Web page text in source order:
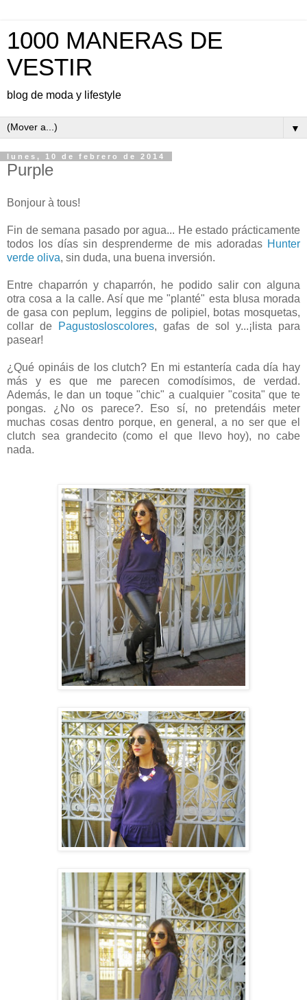
1000 MANERAS DE
VESTIR
blog de moda y lifestyle
▼
lunes, 10 de febrero de 2014
Purple
Bonjour à tous!
Fin de semana pasado por agua... He estado prácticamente
todos los días sin desprenderme de mis adoradas Hunter
verde oliva, sin duda, una buena inversión.
Entre chaparrón y chaparrón, he podido salir con alguna
otra cosa a la calle. Así que me "planté" esta blusa morada
de gasa con peplum, leggins de polipiel, botas mosquetas,
collar de
Pagustosloscolores, gafas de sol y...¡lista para
pasear!
¿Qué opináis de los clutch? En mi estantería cada día hay
más y es que me parecen comodísimos, de verdad.
Además, le dan un toque "chic" a cualquier "cosita" que te
pongas. ¿No os parece?. Eso sí, no pretendáis meter
muchas cosas dentro porque, en general, a no ser que el
clutch sea grandecito (como el que llevo hoy), no cabe
nada.